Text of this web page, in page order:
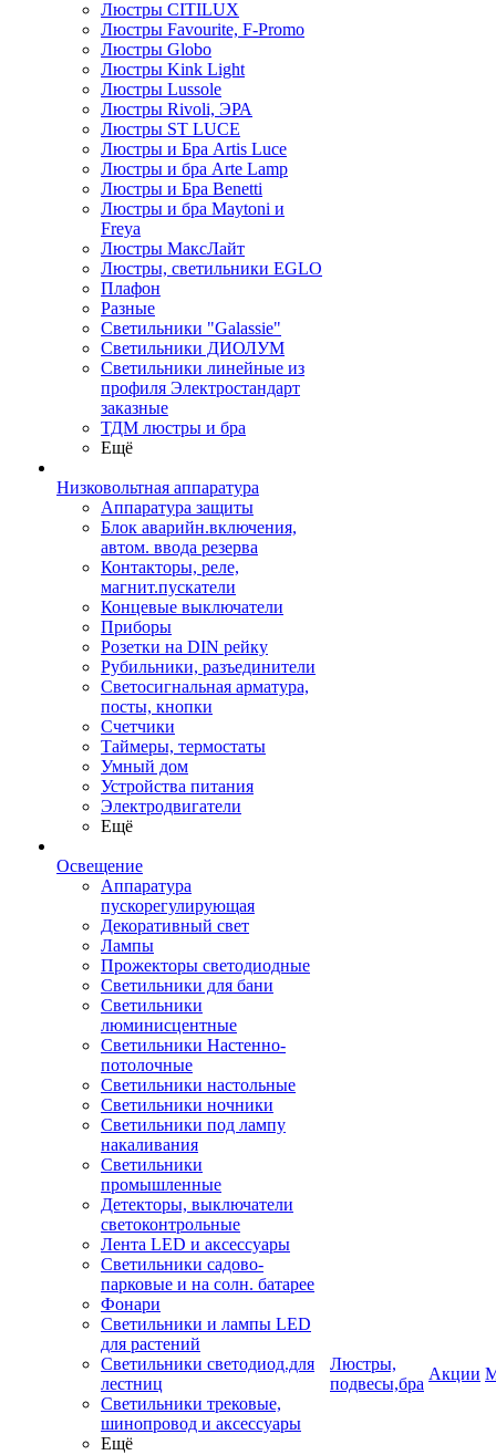
Люстры CITILUX
Люстры Favourite, F-Promo
Люстры Globo
Люстры Kink Light
Люстры Lussole
Люстры Rivoli, ЭРА
Люстры ST LUCE
Люстры и Бра Artis Luce
Люстры и бра Arte Lamp
Люстры и Бра Benetti
Люстры и бра Maytoni и
Freya
Люстры МаксЛайт
Люстры, светильники EGLO
Плафон
Разные
Светильники "Galassie"
Светильники ДИОЛУМ
Светильники линейные из
профиля Электростандарт
заказные
ТДМ люстры и бра
Ещё
Низковольтная аппаратура
Аппаратура защиты
Блок аварийн.включения,
автом. ввода резерва
Контакторы, реле,
магнит.пускатели
Концевые выключатели
Приборы
Розетки на DIN рейку
Рубильники, разъединители
Светосигнальная арматура,
посты, кнопки
Счетчики
Таймеры, термостаты
Умный дом
Устройства питания
Электродвигатели
Ещё
Освещение
Аппаратура
пускорегулирующая
Декоративный свет
Лампы
Прожекторы светодиодные
Светильники для бани
Светильники
люминисцентные
Светильники Настенно-
потолочные
Светильники настольные
Светильники ночники
Светильники под лампу
накаливания
Светильники
промышленные
Детекторы, выключатели
светоконтрольные
Лента LED и аксессуары
Светильники садово-
парковые и на солн. батарее
Фонари
Светильники и лампы LED
для растений
Светильники светодиод.для
лестниц
Светильники трековые,
шинопровод и аксессуары
Ещё
Люстры,
подвесы,бра
Акции